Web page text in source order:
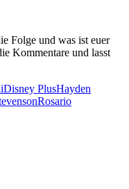
Folge und was ist euer
Kommentare und lasst
Disney PlusHayden
Rosario